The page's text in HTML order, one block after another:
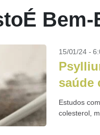
Bem-
15/01/24 -
saúde
Estudos
colesterol,